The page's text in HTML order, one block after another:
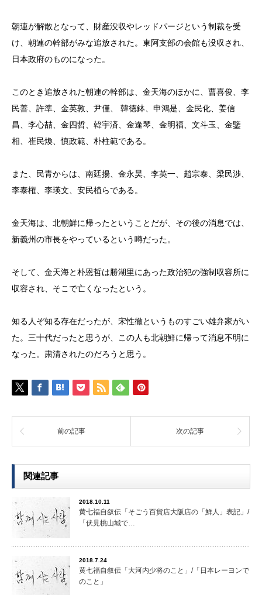
朝連が解散となって、財産没収やレッドパージという制裁を受
け、朝連の幹部がみな追放された。東阿支部の会館も没収され、
日本政府のものになった。
このとき追放された朝連の幹部は、金天海のほかに、曹喜俊、李
民善、許準、金英敦、尹僅、 韓徳鉢、申鴻是、金民化、姜信
昌、李心喆、金四哲、韓宇済、金逢琴、金明福、文斗玉、金鑒
相、崔民煥、慎政範、朴柱範である。
また、民青からは、南廷揚、金永昊、李英一、趙宗泰、梁民渉、
李泰権、李瑛文、安民植らである。
金天海は、北朝鮮に帰ったということだが、その後の消息では、
新義州の市長をやっているという噂だった。
そして、金天海と朴恩哲は勝湖里にあった政治犯の強制収容所に
収容され、そこで亡くなったという。
知る人ぞ知る存在だったが、宋性徹というものすごい雄弁家がい
た。三十代だったと思うが、この人も北朝鮮に帰って消息不明に
なった。粛清されたのだろうと思う。
前の記事 次の記事
関連記事
2018.10.11
黄七福自叙伝「そごう百貨店大阪店の「鮮人」表記」/
「伏見桃山城で…
2018.7.24
黄七福自叙伝「大河内少将のこと」/「日本レーヨンで
のこと」